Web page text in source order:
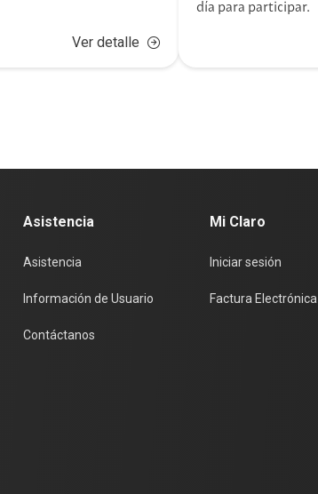
Ver detalle
día para participar.
Asistencia
Asistencia
Información de Usuario
Contáctanos
Mi Claro
Iniciar sesión
Factura Electrónica